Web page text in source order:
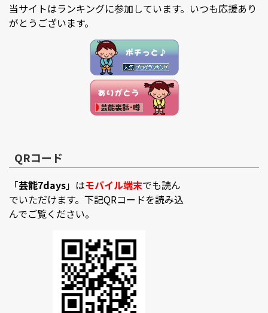
当サイトはランキングに参加しています。いつも応援あり
がとうございます。
QRコード
「芸能7days」はモバイル端末でも読ん
でいただけます。下記QRコードを読み込
んでご覧ください。